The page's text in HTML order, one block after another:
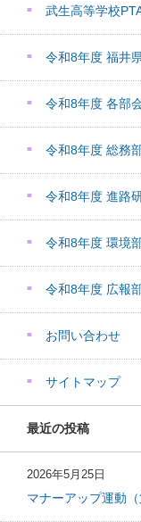
武生高等学校
令和8年度 福井
令和8年度 各部
令和8年度 総務
令和8年度 進路
令和8年度 環境
令和8年度 広報
お問い合わせ
サイトマップ
最近の投稿
2026年5月25日
マナーアップ運動（